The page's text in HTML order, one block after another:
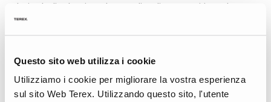
Questo sito web utilizza i cookie
Utilizziamo i cookie per migliorare la vostra esperienza
sul sito Web Terex. Utilizzando questo sito, l'utente
un’azienda di noleggio vede un codice di guasto critico, ad
esempio, può analizzare la necessità e contattare il cliente per
Pensatela in questo
modo — i dati descrittivi
rispondono alla domanda